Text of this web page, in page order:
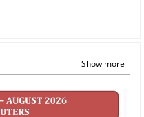
Show more